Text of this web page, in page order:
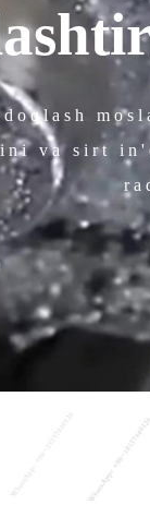
va sirt